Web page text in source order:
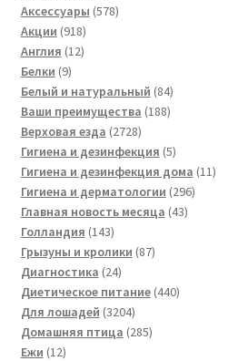
товара
Аксессуары 578578
Акции 918918
товаров
Англия 1212
Белки 99
товаров
Белый и натуральный 8484
товара
Ваши преимущества 188188
Верховая езда 27282728
товаров
Гигиена и дезинфекция 55
товаров
Гигиена и дезинфекция дома 1111
Гигиена и дерматологии 296296
Главная новость месяца 4343
Голландия 143143
товара
Грызуны и кролики 8787
Диагностика 2424
товара
Диетическое питание 440440
Для лошадей 32043204
товара
Домашняя птица 285285
Ежи 1212